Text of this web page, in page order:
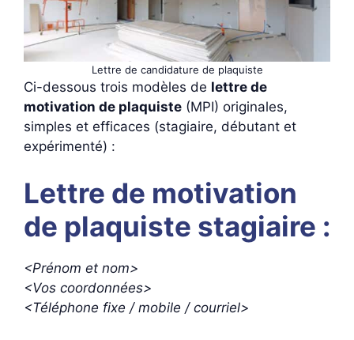
Lettre de candidature de plaquiste
Ci-dessous trois modèles de lettre de
motivation de plaquiste (MPI) originales,
simples et efficaces (stagiaire, débutant et
expérimenté) :
Lettre de motivation
de plaquiste stagiaire :
<Prénom et nom>
<Vos coordonnées>
<Téléphone fixe / mobile / courriel>